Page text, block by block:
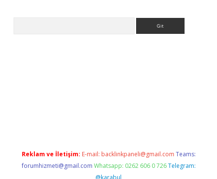
Reklam ve İletişim: E-mail: backlinkpaneli@gmail.com Teams:
forumhizmeti@gmail.com Whatsapp: 0262 606 0 726 Telegram:
@karabul